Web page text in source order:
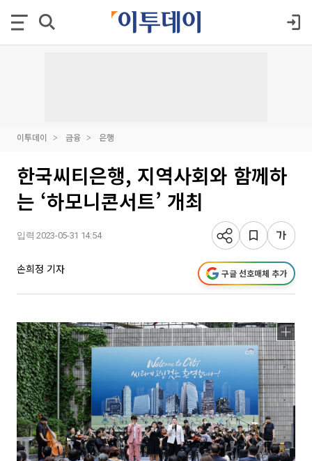
이투데이 금융 은행
한국씨티은행, 지역사회와 함께하
는 ‘하모니콘서트’ 개최
입력 2023-05-31 14:54
손희정 기자 구글 선호매체 추가